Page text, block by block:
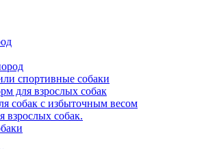
спортивные собаки
для взрослых собак
собак с избыточным весом
взрослых собак.